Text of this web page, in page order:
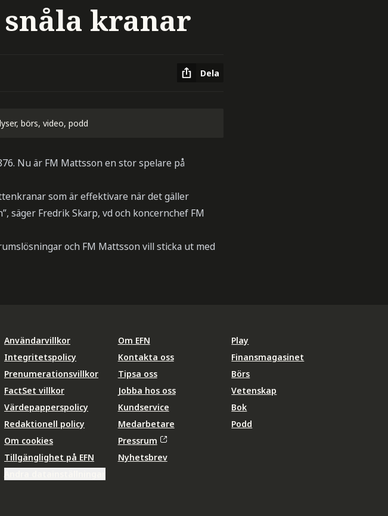
kranar
Dela
börs, video, podd
Nu är FM Mattsson en stor spelare på
som är effektivare när det gäller
säger Fredrik Skarp, vd och koncernchef FM
och FM Mattsson vill sticka ut med
Användarvillkor
Integritetspolicy
Prenumerationsvillkor
FactSet villkor
Värdepapperspolicy
Redaktionell policy
Om cookies
Tillgänglighet på EFN
Om EFN
Kontakta oss
Tipsa oss
Jobba hos oss
Kundservice
Medarbetare
Pressrum
Nyhetsbrev
Play
Finansmagasinet
Börs
Vetenskap
Bok
Podd